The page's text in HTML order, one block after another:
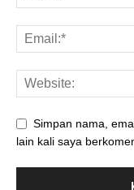
Simpan nama,
lain kali saya